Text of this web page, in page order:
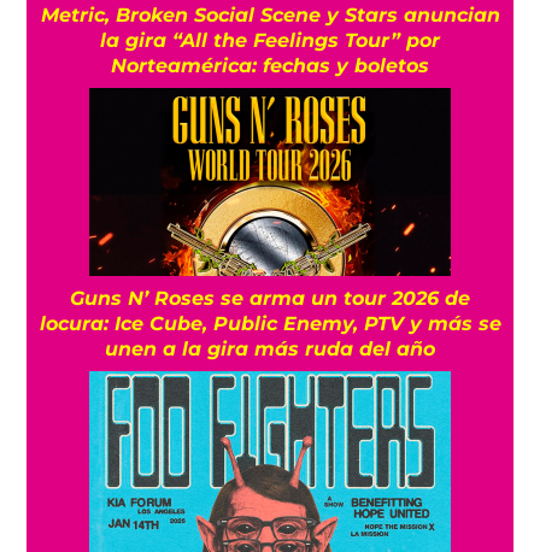
Metric, Broken Social Scene y Stars anuncian
la gira “All the Feelings Tour” por
Norteamérica: fechas y boletos
Guns N’ Roses se arma un tour 2026 de
locura: Ice Cube, Public Enemy, PTV y más se
unen a la gira más ruda del año